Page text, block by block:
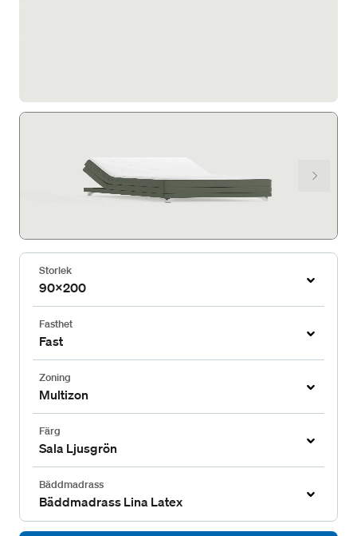
Storlek
90x200
Fasthet
Fast
Zoning
Multizon
Färg
Sala Ljusgrön
Bäddmadrass
Bäddmadrass Lina Latex